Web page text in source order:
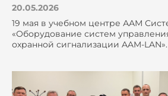
20.05.2026
19 мая в учебном центре ААМ
«Оборудование систем
охранной сигнализации AAM-LAN».